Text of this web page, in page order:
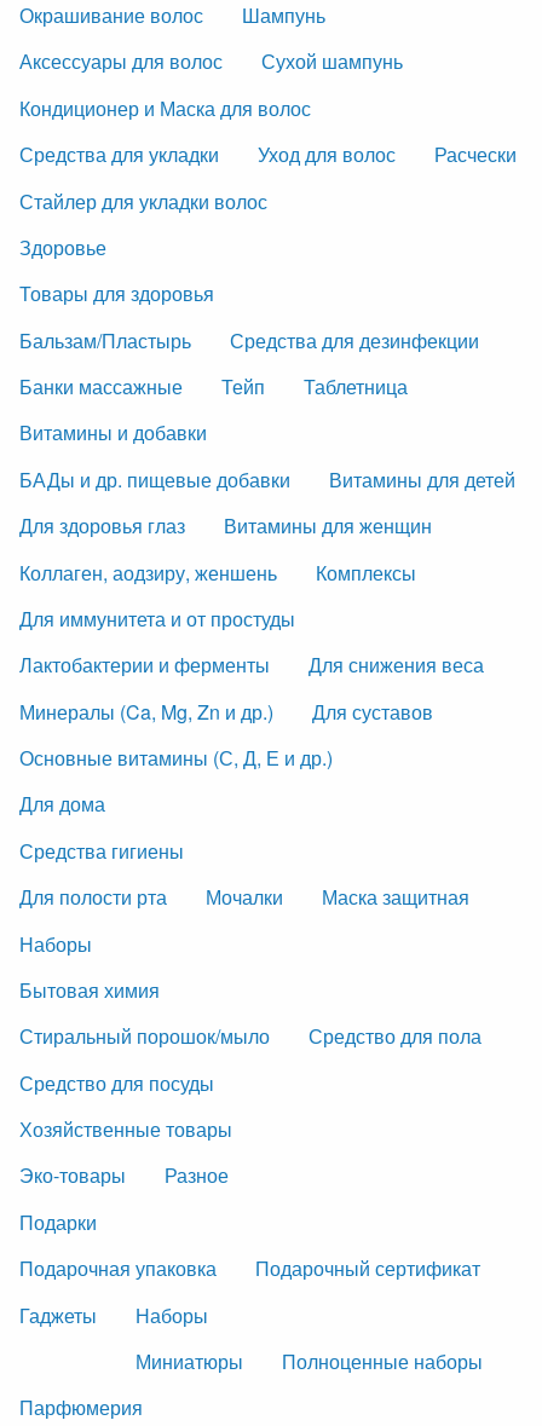
Окрашивание волос
Шампунь
Аксессуары для волос
Сухой шампунь
Кондиционер и Маска для волос
Средства для укладки
Уход для волос
Расчески
Стайлер для укладки волос
Здоровье
Товары для здоровья
Бальзам/Пластырь
Средства для дезинфекции
Банки массажные
Тейп
Таблетница
Витамины и добавки
БАДы и др. пищевые добавки
Витамины для детей
Для здоровья глаз
Витамины для женщин
Коллаген, аодзиру, женшень
Комплексы
Для иммунитета и от простуды
Лактобактерии и ферменты
Для снижения веса
Минералы (Ca, Mg, Zn и др.)
Для суставов
Основные витамины (С, Д, Е и др.)
Для дома
Средства гигиены
Для полости рта
Мочалки
Маска защитная
Наборы
Бытовая химия
Стиральный порошок/мыло
Средство для пола
Средство для посуды
Хозяйственные товары
Эко-товары
Разное
Подарки
Подарочная упаковка
Подарочный сертификат
Гаджеты
Наборы
Миниатюры
Полноценные наборы
Парфюмерия